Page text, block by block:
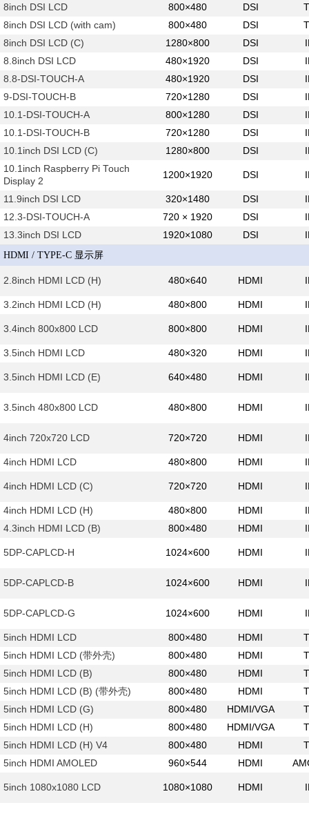
8inch DSI LCD
800×480 DSI
8inch DSI LCD (with cam)
800×480 DSI
8inch DSI LCD (C)
1280×800 DSI
8.8inch DSI LCD
480×1920 DSI
8.8-DSI-TOUCH-A
480×1920 DSI
9-DSI-TOUCH-B
720×1280 DSI
10.1-DSI-TOUCH-A
800×1280 DSI
10.1-DSI-TOUCH-B
720×1280 DSI
10.1inch DSI LCD (C)
1280×800 DSI
10.1inch Raspberry Pi Touch
Display 2
1200×1920 DSI
11.9inch DSI LCD 320×1480 DSI
12.3-DSI-TOUCH-A
720 × 1920 DSI
13.3inch DSI LCD
1920×1080 DSI
HDMI / TYPE-C 显示屏
2.8inch HDMI LCD (H) 480×640 HDMI
3.2inch HDMI LCD (H) 480×800 HDMI
3.4inch 800x800 LCD 800×800 HDMI
3.5inch HDMI LCD 480×320 HDMI
3.5inch HDMI LCD (E) 640×480 HDMI
3.5inch 480x800 LCD 480×800 HDMI
4inch 720x720 LCD 720×720 HDMI
4inch HDMI LCD 480×800 HDMI
4inch HDMI LCD (C) 720×720 HDMI
4inch HDMI LCD (H) 480×800 HDMI
4.3inch HDMI LCD (B)
800×480 HDMI
5DP-CAPLCD-H 1024×600 HDMI
5DP-CAPLCD-B 1024×600 HDMI
5DP-CAPLCD-G 1024×600 HDMI
5inch HDMI LCD 800×480 HDMI
5inch HDMI LCD (带外壳)
800×480 HDMI
5inch HDMI LCD (B)
800×480 HDMI
5inch HDMI LCD (B) (带外壳)
800×480 HDMI
5inch HDMI LCD (G)
800×480 HDMI/VGA
5inch HDMI LCD (H)
800×480 HDMI/VGA
5inch HDMI LCD (H) V4
800×480 HDMI
5inch HDMI AMOLED
960×544 HDMI
5inch 1080x1080 LCD 1080×1080 HDMI